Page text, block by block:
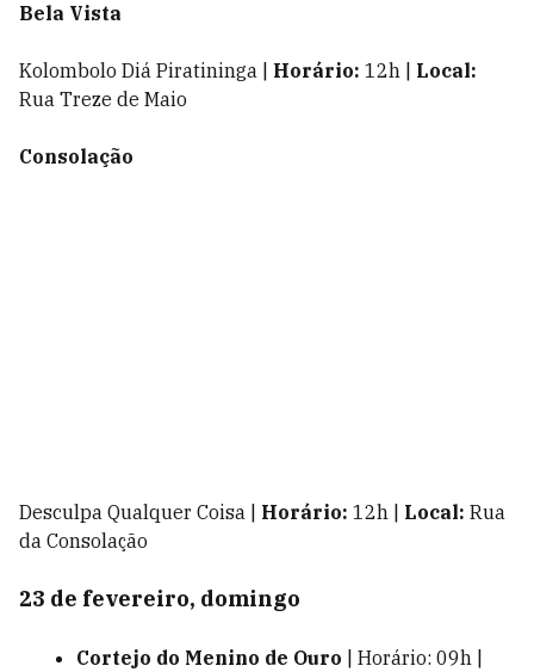
Bela Vista
Kolombolo Diá Piratininga | Horário: 12h | Local:
Rua Treze de Maio
Consolação
Desculpa Qualquer Coisa | Horário: 12h | Local: Rua
da Consolação
23 de fevereiro, domingo
Cortejo do Menino de Ouro | Horário: 09h |